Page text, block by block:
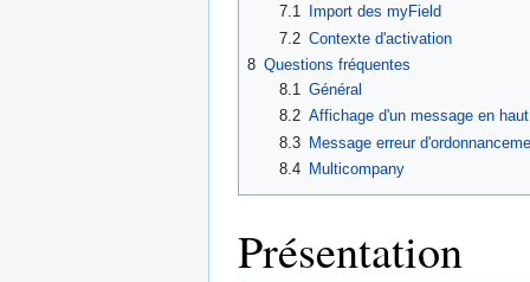
7.1
Import des myField
7.2 Contexte d'activation
8 Questions fréquentes
8.1 Général
8.2 Affichage d'un message en
8.3
Message erreur
8.4
Multicompany
Présentation